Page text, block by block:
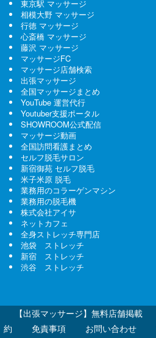
東京駅 マッサージ
相模大野 マッサージ
行徳 マッサージ
心斎橋 マッサージ
藤沢 マッサージ
マッサージFC
マッサージ店舗検索
出張マッサージ
全国マッサージまとめ
YouTube 運営代行
Youtuber支援ポータル
SHOWROOM公式配信
マッサージ動画
全国訪問看護まとめ
セルフ脱毛サロン
新宿御苑 セルフ脱毛
米子米原 脱毛
業務用のコラーゲンマシン
業務用の脱毛機
株式会社アイサ
ネットカフェ
全身ストレッチ専門店
池袋 ストレッチ
新宿 ストレッチ
渋谷 ストレッチ
【出張マッサージ】無料店舗掲載
約
免責事項 お問い合わせ